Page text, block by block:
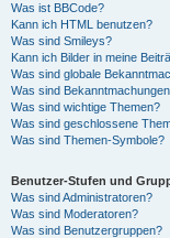
Was ist BBCode?
Kann ich HTML benutzen?
Was sind Smileys?
Kann ich Bilder in meine
Was sind globale
Was sind
Was sind wichtige Themen?
Was sind geschlossene
Was sind Themen-Symbole?
Benutzer-Stufen und
Was sind Administratoren?
Was sind Moderatoren?
Was sind Benutzergruppen?